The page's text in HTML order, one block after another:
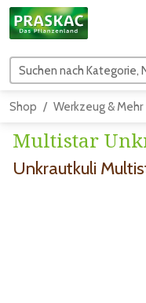
Shop Werkzeug & Mehr
Multistar
Unkrautkuli